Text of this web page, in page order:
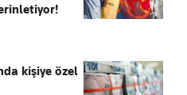
kişiye özel